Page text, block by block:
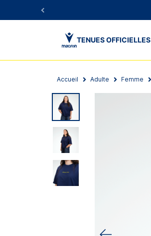
TENUES OFFICIELLES
Accueil Adulte Femme